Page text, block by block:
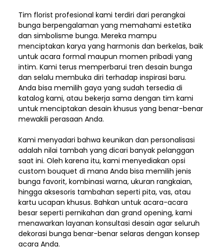
Tim florist profesional kami terdiri dari perangkai
bunga berpengalaman yang memahami estetika
dan simbolisme bunga. Mereka mampu
menciptakan karya yang harmonis dan berkelas, baik
untuk acara formal maupun momen pribadi yang
intim. Kami terus memperbarui tren desain bunga
dan selalu membuka diri terhadap inspirasi baru.
Anda bisa memilih gaya yang sudah tersedia di
katalog kami, atau bekerja sama dengan tim kami
untuk menciptakan desain khusus yang benar-benar
mewakili perasaan Anda.
Kami menyadari bahwa keunikan dan personalisasi
adalah nilai tambah yang dicari banyak pelanggan
saat ini. Oleh karena itu, kami menyediakan opsi
custom bouquet di mana Anda bisa memilih jenis
bunga favorit, kombinasi warna, ukuran rangkaian,
hingga aksesoris tambahan seperti pita, vas, atau
kartu ucapan khusus. Bahkan untuk acara-acara
besar seperti pernikahan dan grand opening, kami
menawarkan layanan konsultasi desain agar seluruh
dekorasi bunga benar-benar selaras dengan konsep
acara Anda.